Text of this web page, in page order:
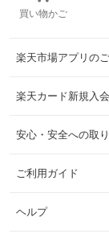
買い物かご
楽天市場アプリの
楽天カード新規入
安心・安全への取
ご利用ガイド
ヘルプ